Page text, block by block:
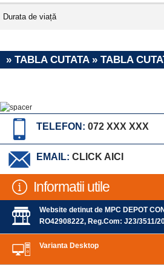
Durata de viață
» TABLA CUTATA » TABLA
TELEFON: 072 XXX XXX
EMAIL: CLICK AICI
Informatii utile
Website detinut de MPC DEPOT
RO42908222, Reg.Com: J23/3511/
Varianta Desktop